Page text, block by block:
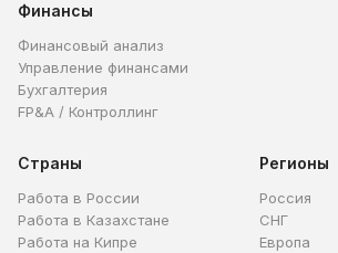
Финансы
Финансовый анализ
Управление финансами
Бухгалтерия
FP&A / Контроллинг
Страны
Работа в России
Работа в Казахстане
Работа на Кипре
Регионы
Россия
СНГ
Европа